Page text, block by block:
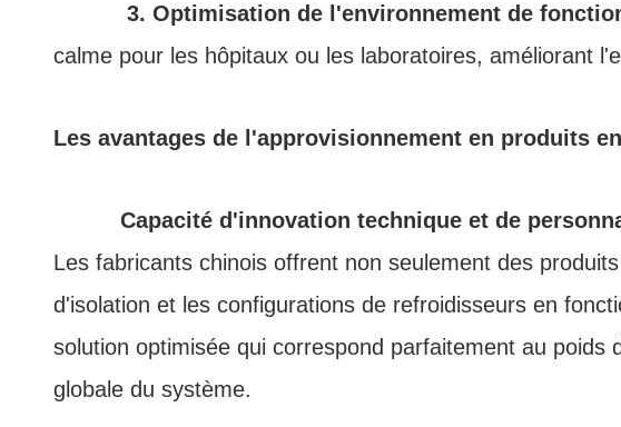
3. Optimisation de l'environnement de
calme pour les hôpitaux ou les laboratoires, améliorant
Les avantages de l'approvisionnement en produits
Capacité d'innovation technique et de
Les fabricants chinois offrent non seulement des
d'isolation et les configurations de refroidisseurs en
solution optimisée qui correspond parfaitement au
globale du système.